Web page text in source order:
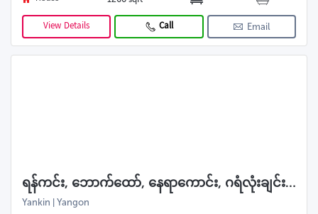
View Details Call Email
ရန်ကင်း, ဘောက်ထော်, နေရာကောင်း, ဂရံလုံးချင်းအရောင်း
Yankin | Yangon